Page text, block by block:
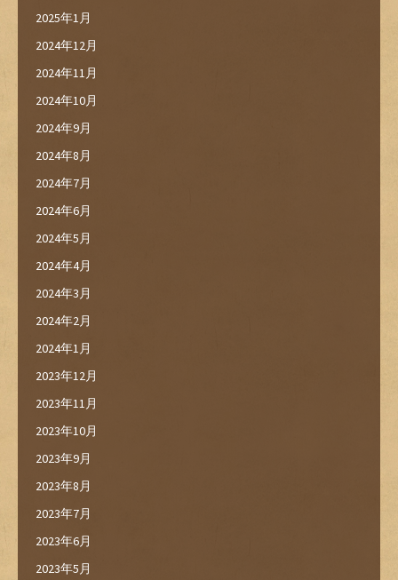
2025年1月
2024年12月
2024年11月
2024年10月
2024年9月
2024年8月
2024年7月
2024年6月
2024年5月
2024年4月
2024年3月
2024年2月
2024年1月
2023年12月
2023年11月
2023年10月
2023年9月
2023年8月
2023年7月
2023年6月
2023年5月